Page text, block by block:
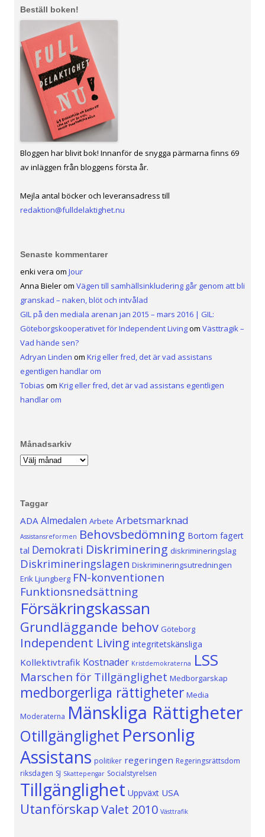
Beställ boken!
Bloggen har blivit bok! Innanför de snygga pärmarna finns 69
av inläggen från bloggens första år.
Mejla antal böcker och leveransadress till
redaktion@fulldelaktighet.nu
Senaste kommentarer
enki vera om Jour
Anna Bielerom Vägen till samhällsinkludering går genom att bli
granskad – naken, blöt och intvålad
GIL på den mediala arenan jan 2015 – mars 2016 | GIL:
Göteborgskooperativet för Independent Livingom Västtragik –
Vad hände sen?
Adryan Linden om Krig eller fred, det är vad assistans
egentligen handlar om
Tobias om Krig eller fred, det är vad assistans egentligen
handlar om
Månadsarkiv
Månadsarkiv
Taggar
ADA Almedalen Arbete Arbetsmarknad
Assistansreformen Behovsbedömning Bortom fagert
tal Demokrati Diskriminering diskrimineringslag
Diskrimineringslagen Diskrimineringsutredningen
Erik Ljungberg FN-konventionen
Funktionsnedsättning
Försäkringskassan
Grundläggande behov Göteborg
Independent Living integritetskänsliga
Kollektivtrafik Kostnader Kristdemokraterna LSS
Marschen för Tillgänglighet Medborgarskap
medborgerliga rättigheter Media
Moderaterna Mänskliga Rättigheter
Otillgänglighet Personlig
Assistans politiker regeringen Regeringsrättsdom
riksdagen SJ Skattepengar Socialstyrelsen
Tillgänglighet Uppväxt USA
UtanförskapValet 2010 Västtrafik